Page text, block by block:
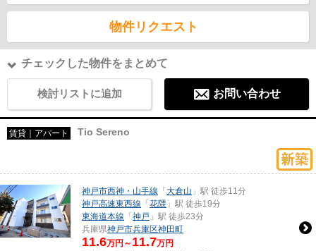
物件リクエスト
チェックした物件をまとめて
検討リストに追加 お問い合わせ
賃貸｜アパート Tio Sereno
神戸市西神・山手線 「 大倉山 」駅 徒歩11分
神戸高速東西線 「 花隈 」駅 徒歩19分
東海道本線 「 神戸 」駅 徒歩23分
兵庫県神戸市兵庫区神田町
11.6万円～ 11.7万円